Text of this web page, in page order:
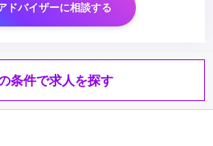
ドバイザーに相談する
条件で求人を探す